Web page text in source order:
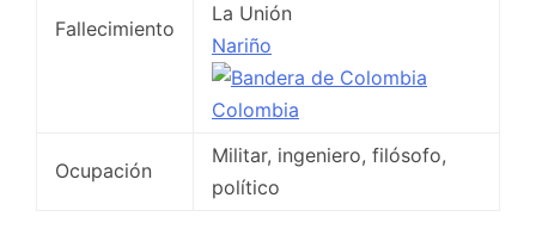
Fallecimiento
La Unión
Nariño
Colombia
Ocupación
Militar, ingeniero, filósofo,
político